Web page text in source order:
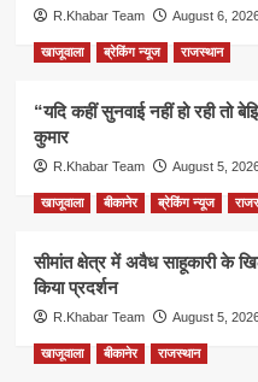
R.Khabar Team August 6,
खाजूवाला ब्रेकिंग न्यूज राजस्थान
“यदि कहीं सुनवाई नहीं हो रही
कुमार
R.Khabar Team August 5,
खाजूवाला बीकानेर ब्रेकिंग न्यूज
सीमांत क्षेत्र में अवैध साहूकारी के
किया प्रदर्शन
R.Khabar Team August 5,
खाजूवाला बीकानेर राजस्थान